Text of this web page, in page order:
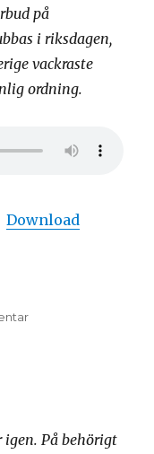
på
i riksdagen,
vackraste
ordning.
|Download
till
igen. På behörigt